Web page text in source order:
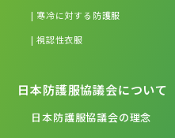
| 寒冷に対する防護服
| 視認性衣服
日本防護服協議会について
日本防護服協議会の理念